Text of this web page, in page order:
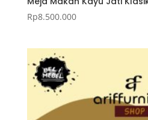
Rp8.500.000